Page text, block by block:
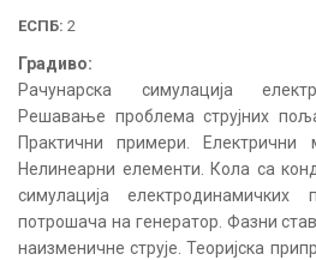
ЕСПБ: 2
Градиво:
Рачунарска симулација
Решавање проблема струјних
Практични примери. Електрични
Нелинеарни елементи. Кола са
симулација електродинамичких
потрошача на генератор. Фазни
наизменичне струје. Теоријска